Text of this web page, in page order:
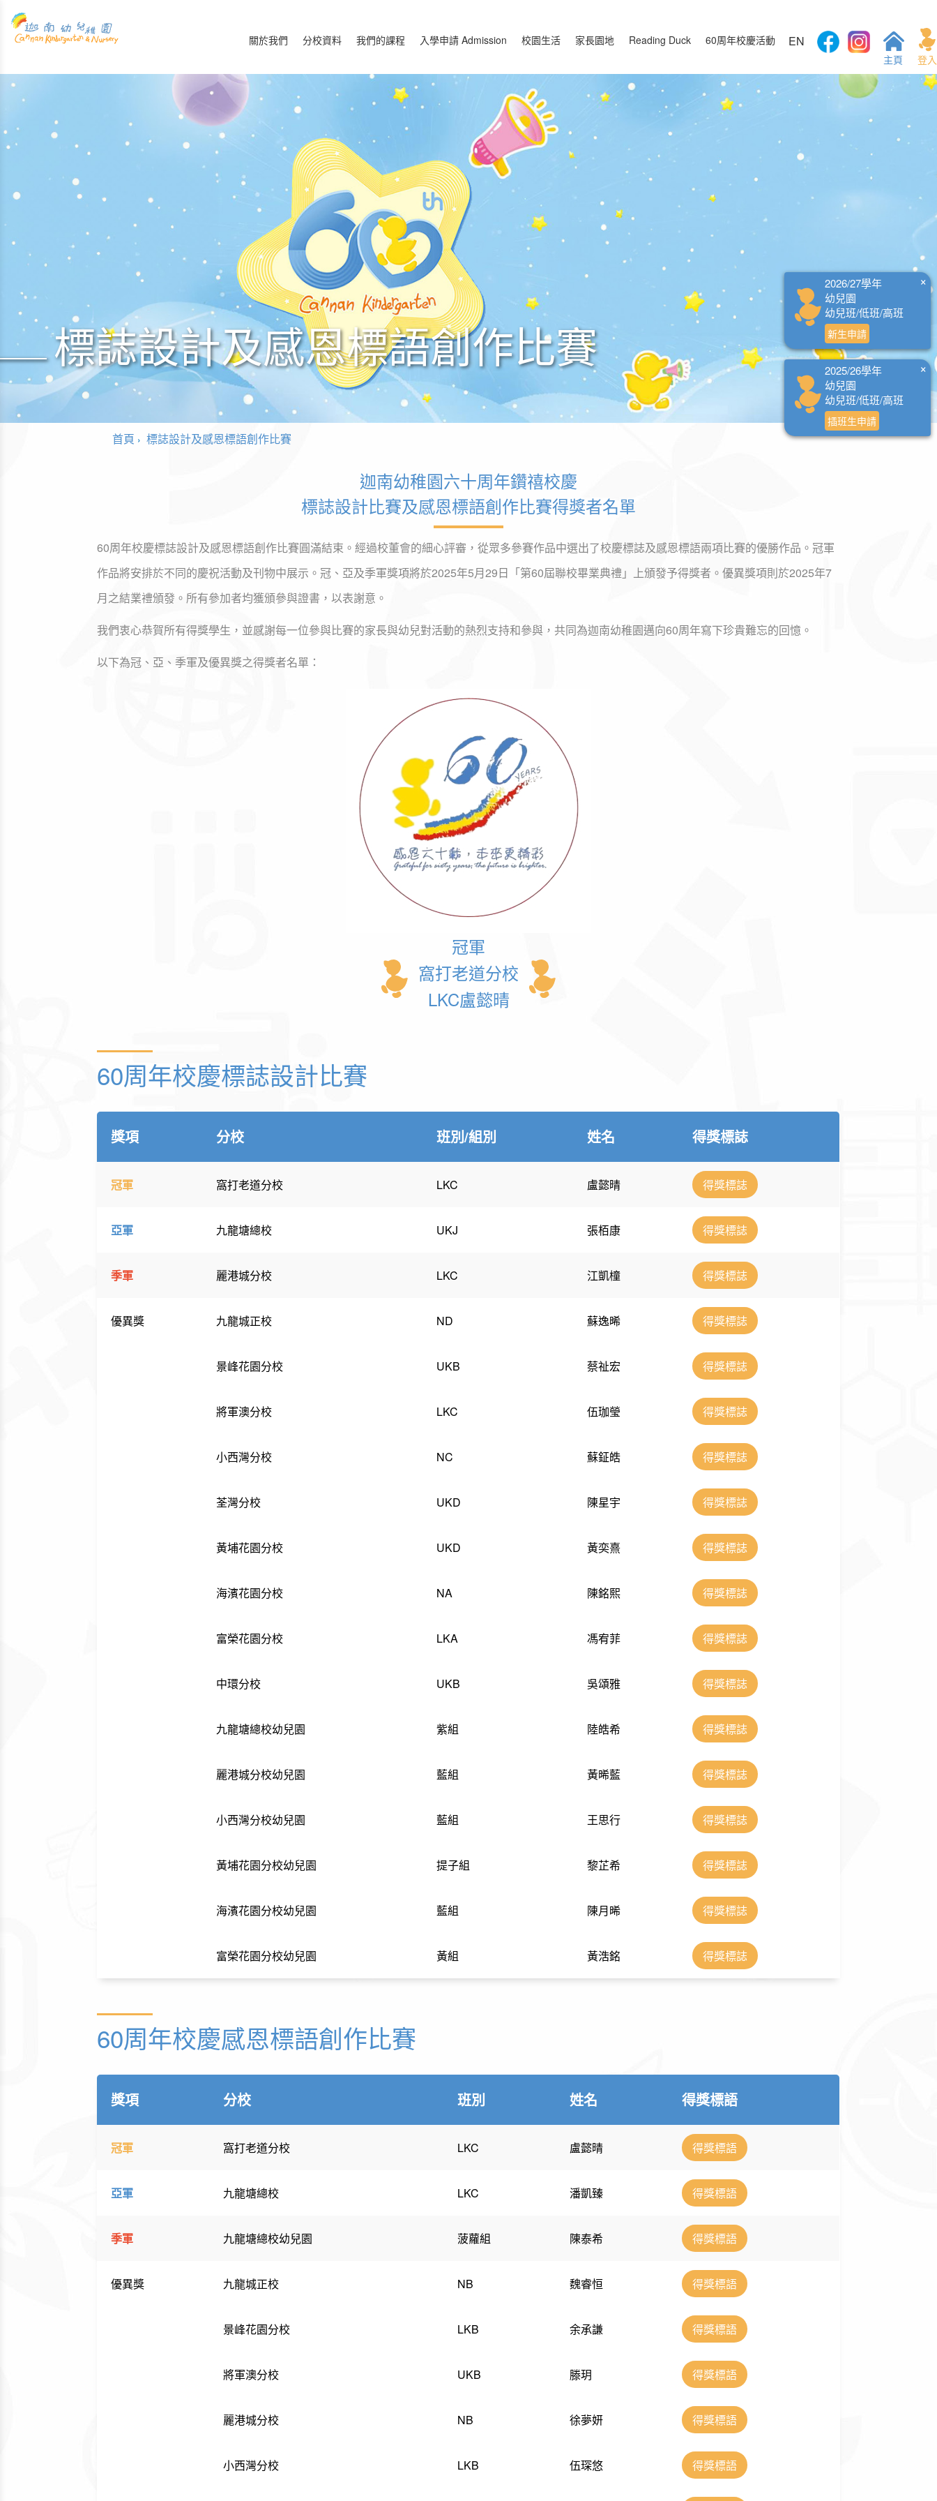
×
2026/27學年
幼兒園
幼兒班/低班/高班
新生申請
×
2025/26學年
幼兒園
幼兒班/低班/高班
插班生申請
關於我們 分校資料 我們的課程 入學申請 Admission 校園生活 家長園地 Reading Duck
60周年校慶活動
主頁
登入
EN
標誌設計及感恩標語創作比賽
首頁 標誌設計及感恩標語創作比賽
迦南幼稚園六十周年鑽禧校慶
標誌設計比賽及感恩標語創作比賽得獎者名單
60周年校慶標誌設計及感恩標語創作比賽圓滿結束。經過校董會的細心評審，從眾多參賽作品中選出了校慶標誌及感恩標語兩項比賽的優勝作品。冠軍
作品將安排於不同的慶祝活動及刊物中展示。冠、亞及季軍獎項將於2025年5月29日「第60屆聯校畢業典禮」上頒發予得獎者。優異獎項則於2025年7
月之結業禮頒發。所有參加者均獲頒參與證書，以表謝意。
我們衷心恭賀所有得獎學生，並感謝每一位參與比賽的家長與幼兒對活動的熱烈支持和參與，共同為迦南幼稚園邁向60周年寫下珍貴難忘的回憶。
以下為冠、亞、季軍及優異獎之得獎者名單：
冠軍
窩打老道分校
LKC盧懿晴
60周年校慶標誌設計比賽
獎項 分校 班別/組別 姓名 得獎標誌
冠軍 窩打老道分校 LKC 盧懿晴 得獎標誌
亞軍 九龍塘總校 UKJ 張栢康 得獎標誌
季軍 麗港城分校 LKC 江凱橦 得獎標誌
優異獎 九龍城正校 ND 蘇逸晞 得獎標誌
景峰花園分校 UKB 蔡祉宏 得獎標誌
將軍澳分校 LKC 伍珈瑩 得獎標誌
小西灣分校 NC 蘇鉦皓 得獎標誌
荃灣分校 UKD 陳星宇 得獎標誌
黃埔花園分校 UKD 黃奕熹 得獎標誌
海濱花園分校 NA 陳銘熙 得獎標誌
富榮花園分校 LKA 馮宥菲 得獎標誌
中環分校 UKB 吳頌雅 得獎標誌
九龍塘總校幼兒園 紫組 陸皓希 得獎標誌
麗港城分校幼兒園 藍組 黃晞藍 得獎標誌
小西灣分校幼兒園 藍組 王思行 得獎標誌
黃埔花園分校幼兒園 提子組 黎芷希 得獎標誌
海濱花園分校幼兒園 藍組 陳月晞 得獎標誌
富榮花園分校幼兒園 黃組 黃浩銘 得獎標誌
60周年校慶感恩標語創作比賽
獎項 分校 班別 姓名 得獎標語
冠軍 窩打老道分校 LKC 盧懿晴 得獎標語
亞軍 九龍塘總校 LKC 潘凱臻 得獎標語
季軍 九龍塘總校幼兒園 菠蘿組 陳泰希 得獎標語
優異獎 九龍城正校 NB 魏睿恒 得獎標語
景峰花園分校 LKB 余承謙 得獎標語
將軍澳分校 UKB 滕玥 得獎標語
麗港城分校 NB 徐夢妍 得獎標語
小西灣分校 LKB 伍琛悠 得獎標語